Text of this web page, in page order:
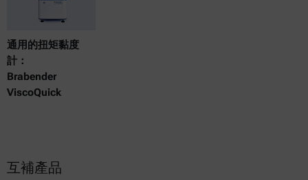
通用的扭矩黏度
計：
Brabender
ViscoQuick
互補產品